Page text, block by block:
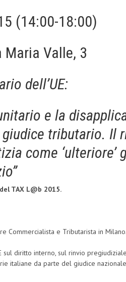
(14:00-18:00)
Maria Valle, 3
dell’UE:
e la
tributario. Il
come ‘ulteriore’
TAX L@b 2015.
Commercialista e Tributarista in Milano.
sul diritto interno, sul rinvio
italiane da parte del giudice